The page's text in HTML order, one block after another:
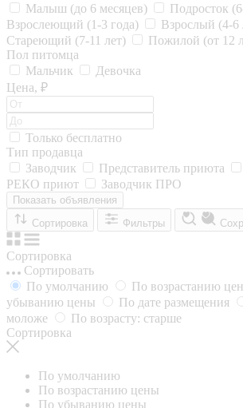
Малыш (до 6 месяцев)
Подросток
Взрослеющий (1-3 года)
Взрослый (4-6
Стареющий (7-11 лет)
Пожилой (от 12
Пол питомца
Мальчик
Девочка
Цена, ₽
Только бесплатно
Тип продавца
Заводчик
Представитель приюта
РЕКО приют
Заводчик ПРО
Показать объявления
Сортировка
Фильтры
Сортировка
Сортировать
По умолчанию
По возрастанию
убыванию цены
По дате размещения
моложе
По возрасту: старше
Сортировка
По умолчанию
По возрастанию цены
По убыванию цены